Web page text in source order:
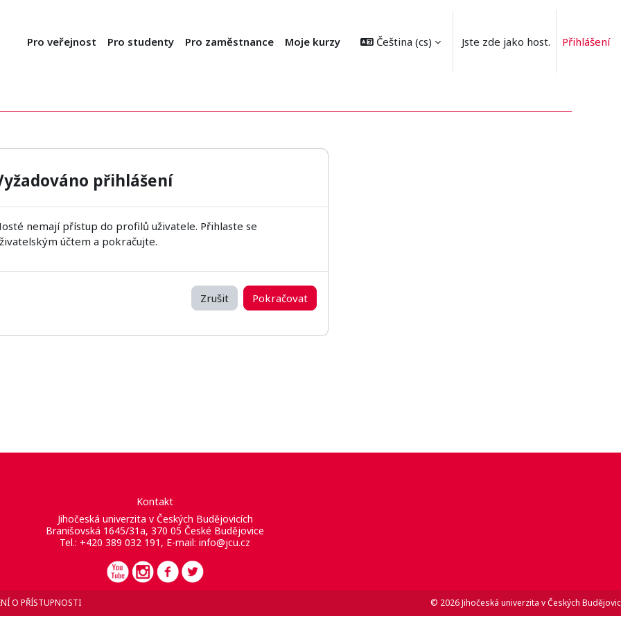
Pro veřejnost Pro studenty Pro zaměstnance Moje kurzy Čeština ‎(cs)‎ Jste zde jako host. Přihlášení
přihlášení
nemají přístup do profilů uživatele. Přihlaste se
účtem a pokračujte.
Zrušit Pokračovat
Kontakt
Jihočeská univerzita v Českých Budějovicích
Branišovská 1645/31a, 370 05 České Budějovice
Tel.: +420 389 032 191, E-mail: info@jcu.cz
O PŘÍSTUPNOSTI © 2026 Jihočeská univerzita v Českých